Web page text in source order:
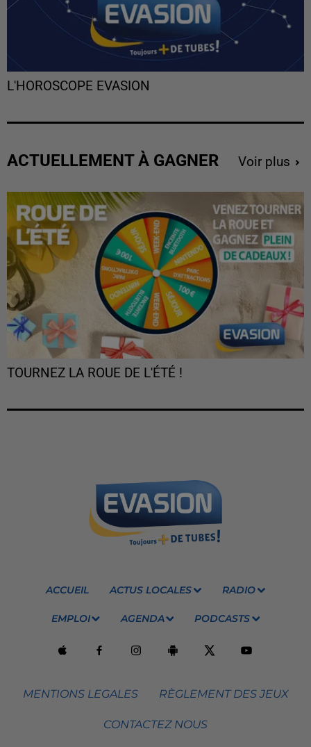
L'HOROSCOPE EVASION
ACTUELLEMENT À GAGNER Voir plus
TOURNEZ LA ROUE DE L'ÉTÉ !
ACCUEIL ACTUS LOCALES RADIO
EMPLOI AGENDA PODCASTS
MENTIONS LEGALES RÈGLEMENT DES JEUX
CONTACTEZ NOUS